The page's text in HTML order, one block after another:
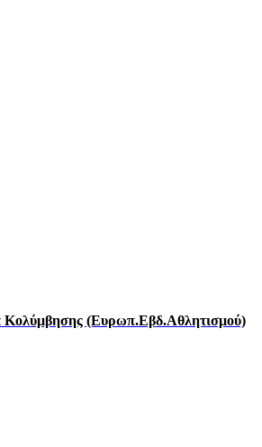
Κολύμβησης (Ευρωπ.Εβδ.Αθλητισμού)